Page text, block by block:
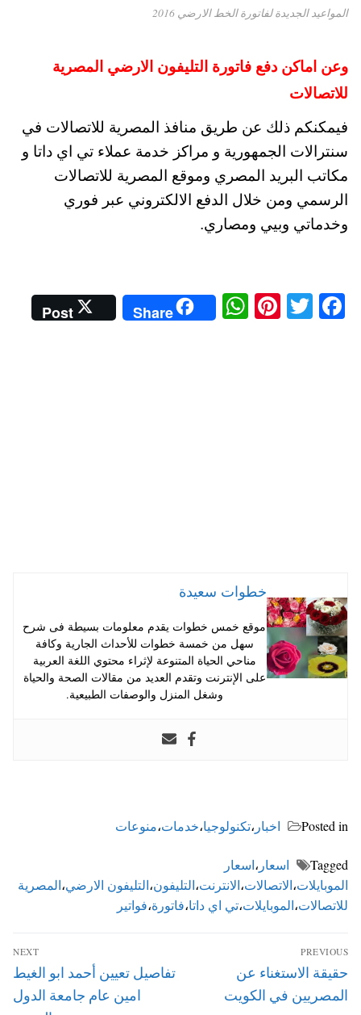
المواعيد الجديدة لفاتورة الخط الارضي 2016
وعن اماكن دفع فاتورة التليفون الارضي المصرية
للاتصالات
فيمكنكم ذلك عن طريق منافذ المصرية للاتصالات في
سنترالات الجمهورية و مراكز خدمة عملاء تي اي داتا و
مكاتب البريد المصري وموقع المصرية للاتصالات
الرسمي ومن خلال الدفع الالكتروني عبر فوري
وخدماتي وبيي ومصاري.
Fa
T
Pi
W
ha
Share
Post
خطوات سعيدة
موقع خمس خطوات يقدم معلومات بسيطة فى شرح
سهل من خمسة خطوات للأحداث الجارية وكافة
مناحي الحياة المتنوعة لإثراء محتوي اللغة العربية
على الإنترنت وتقدم العديد من مقالات الصحة والحياة
وشغل المنزل والوصفات الطبيعية.
Posted in اخبار ،تكنولوجيا،خدمات،منوعات
Tagged اسعار ،اسعار
الموبايلات،الاتصالات،الانترنت،التليفون،التليفون الارضي،المصرية
للاتصالات،الموبايلات،تي اي داتا،فاتورة،فواتير
تصفّح
المقالات
PREVIOUS
Previous
post:
حقيقة الاستغناء عن
المصريين في الكويت
NEXT
Next
تفاصيل تعيين أحمد ابو الغيط
امين عام جامعة الدول